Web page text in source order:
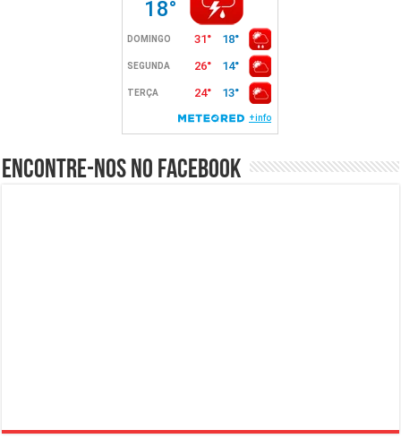
Encontre-nos no Facebook